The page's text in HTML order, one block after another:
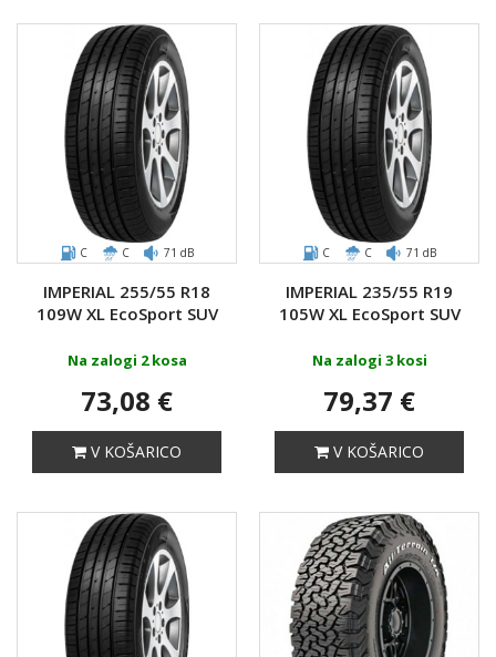
C C 71 dB
IMPERIAL 255/55 R18
109W XL EcoSport SUV
Na zalogi 2 kosa
73,08 €
V KOŠARICO
C C 71 dB
IMPERIAL 235/55 R19
105W XL EcoSport SUV
Na zalogi 3 kosi
79,37 €
V KOŠARICO